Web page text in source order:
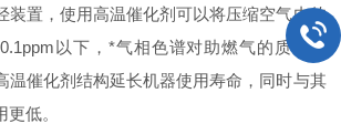
装置，使用高温催化剂可以将压缩空气内的
以下，*气相色谱对助燃气的质量要
温催化剂结构延长机器使用寿命，同时与其
低。